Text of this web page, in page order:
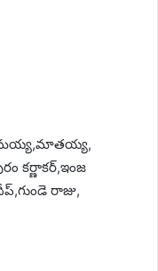
రామయ్య,మాతయ్య,
కర్ణాకర్,ఇంజ
రాజు,